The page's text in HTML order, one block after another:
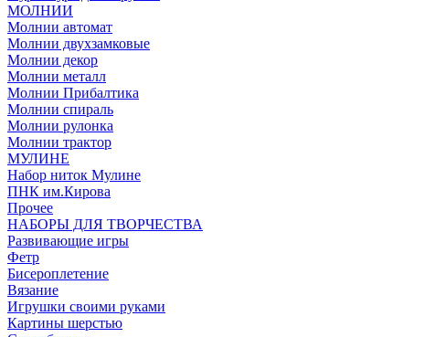
МОЛНИИ
Молнии автомат
Молнии двухзамковые
Молнии декор
Молнии металл
Молнии Прибалтика
Молнии спираль
Молнии рулонка
Молнии трактор
МУЛИНЕ
Набор ниток Мулине
ПНК им.Кирова
Прочее
НАБОРЫ ДЛЯ ТВОРЧЕСТВА
Развивающие игры
Фетр
Бисероплетение
Вязание
Игрушки своими руками
Картины шерстью